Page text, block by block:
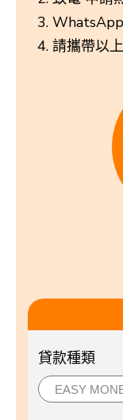
請攜帶以
貸款種類